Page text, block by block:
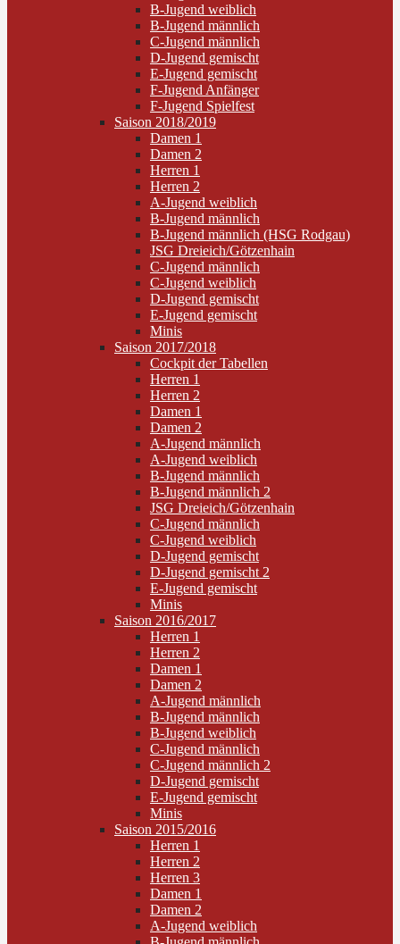
B-Jugend weiblich
B-Jugend männlich
C-Jugend männlich
D-Jugend gemischt
E-Jugend gemischt
F-Jugend Anfänger
F-Jugend Spielfest
Saison 2018/2019
Damen 1
Damen 2
Herren 1
Herren 2
A-Jugend weiblich
B-Jugend männlich
B-Jugend männlich (HSG Rodgau)
JSG Dreieich/Götzenhain
C-Jugend männlich
C-Jugend weiblich
D-Jugend gemischt
E-Jugend gemischt
Minis
Saison 2017/2018
Cockpit der Tabellen
Herren 1
Herren 2
Damen 1
Damen 2
A-Jugend männlich
A-Jugend weiblich
B-Jugend männlich
B-Jugend männlich 2
JSG Dreieich/Götzenhain
C-Jugend männlich
C-Jugend weiblich
D-Jugend gemischt
D-Jugend gemischt 2
E-Jugend gemischt
Minis
Saison 2016/2017
Herren 1
Herren 2
Damen 1
Damen 2
A-Jugend männlich
B-Jugend männlich
B-Jugend weiblich
C-Jugend männlich
C-Jugend männlich 2
D-Jugend gemischt
E-Jugend gemischt
Minis
Saison 2015/2016
Herren 1
Herren 2
Herren 3
Damen 1
Damen 2
A-Jugend weiblich